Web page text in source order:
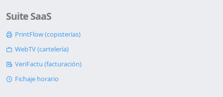
Suite SaaS
PrintFlow (copisterías)
WebTV (cartelería)
VeriFactu (facturación)
Fichaje horario